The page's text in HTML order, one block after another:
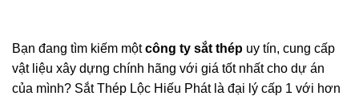
Bạn đang tìm kiếm mộtcông ty sắt thép uy tín, cung cấp
vật liệu xây dựng chính hãng với giá tốt nhất cho dự án
của mình? Sắt Thép Lộc Hiếu Phát là đại lý cấp 1 với hơn